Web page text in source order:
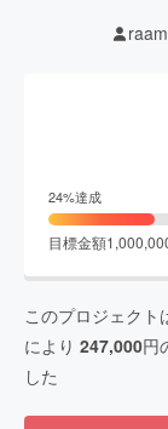
24%達成
目標金額
このプロジェクト
により 247,000円
した